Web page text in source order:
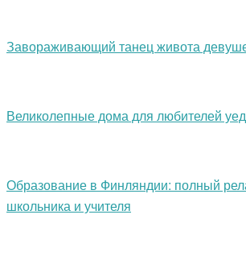
Завораживающий танец живота
Великолепные дома для любителей
Образование в Финляндии: полный
школьника и учителя